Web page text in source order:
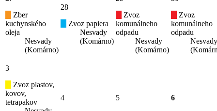
Zber
kuchynského
oleja
Nesvady
(Komárno)
28
Zvoz papiera
Nesvady
(Komárno)
Zvoz
komunálneho
odpadu
Nesvady
(Komárno)
Zvoz
komunálneho
odpadu
Nesvady
3
Zvoz plastov,
kovov,
tetrapakov
4 5 6